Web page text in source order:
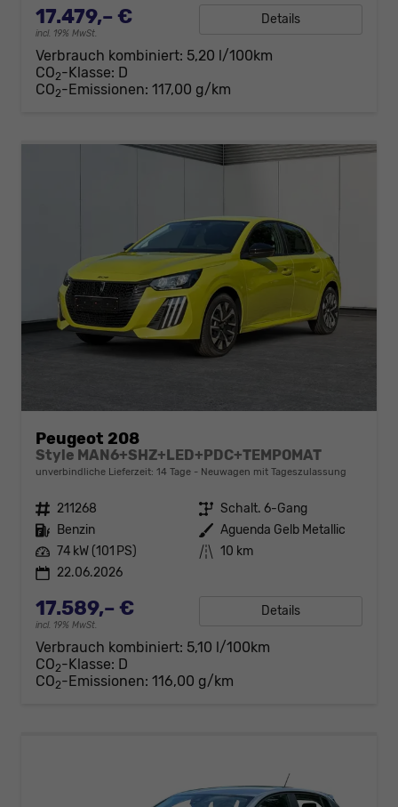
17.479,– €
incl. 19% MwSt.
Details
Verbrauch kombiniert: 5,20 l/100km
CO2-Klasse: D
CO2-Emissionen: 117,00 g/km
Peugeot 208
Style MAN6+SHZ+LED+PDC+TEMPOMAT
unverbindliche Lieferzeit: 14 Tage Neuwagen mit Tageszulassung
Fahrzeugnr. 211268 Getriebe Schalt. 6-Gang
Kraftstoff Benzin Außenfarbe Aguenda Gelb Metallic
Leistung 74 kW (101 PS) Kilometerstand 10 km
22.06.2026
17.589,– €
incl. 19% MwSt.
Details
Verbrauch kombiniert: 5,10 l/100km
CO2-Klasse: D
CO2-Emissionen: 116,00 g/km